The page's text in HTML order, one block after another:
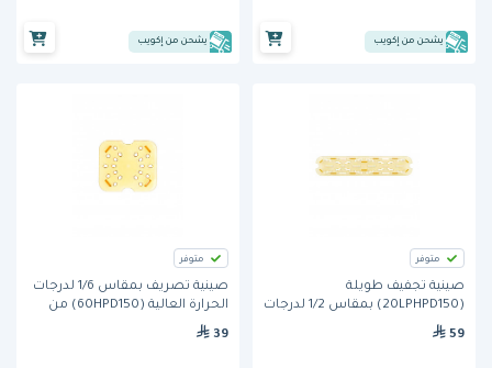
يشحن من إكويب يشحن من إكويب
متوفر
صينية تجفيف طويلة
(20LPHPD150) بمقاس 1/2 لدرجات
الحرارة العالية وباللون الكهرماني
59
متوفر
صينية تصريف بمقاس 1/6 لدرجات
الحرارة العالية (60HPD150) من
كامبرو- اللون الكهرماني
39